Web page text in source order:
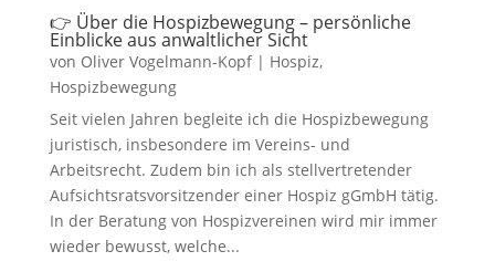
👉 Über die Hospizbewegung – persönliche
Einblicke aus anwaltlicher Sicht
von Oliver Vogelmann-Kopf| Hospiz,
Hospizbewegung
Seit vielen Jahren begleite ich die Hospizbewegung
juristisch, insbesondere im Vereins- und
Arbeitsrecht. Zudem bin ich als stellvertretender
Aufsichtsratsvorsitzender einer Hospiz gGmbH tätig.
In der Beratung von Hospizvereinen wird mir immer
wieder bewusst, welche...